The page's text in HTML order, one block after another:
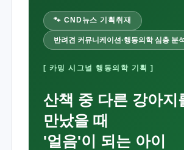
🐾 CND뉴스 기획취재
반려견 커뮤니케이션·행동의학 심층 분석
[ 카밍 시그널 행동의학 기획 ]
산책 중 다른 강아지
만났을 때
'얼음'이 되는 아이